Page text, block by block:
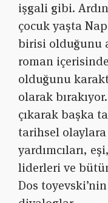
işgali gibi.
çocuk yaşta
birisi olduğunu
roman
olduğunu
olarak
çıkarak başka
tarihsel
yardımcıları,
liderleri ve
Dos